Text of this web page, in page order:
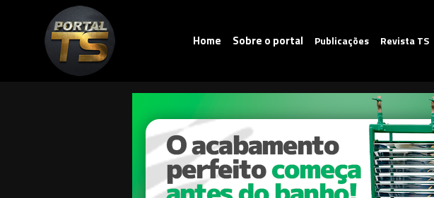
Home Sobre o portal Publicações Revista TS